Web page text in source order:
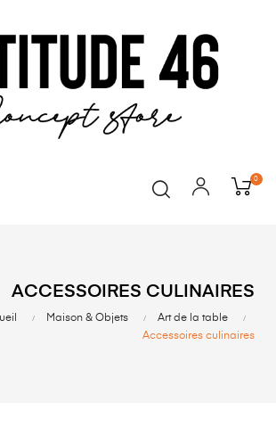
0
ACCESSOIRES CULINAIRES
Maison & Objets
Art de la table
Accessoires culinaires